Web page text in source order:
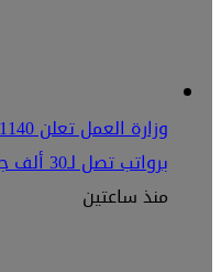
برواتب تصل لـ30 ألف جنيه وشروط التقديم
منذ ساعتين